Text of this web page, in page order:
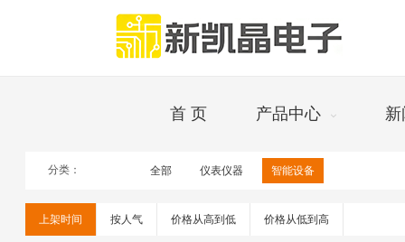
首 页 产品中心
分类： 全部 仪表仪器 智能设备
上架时间 按人气 价格从高到低 价格从低到高